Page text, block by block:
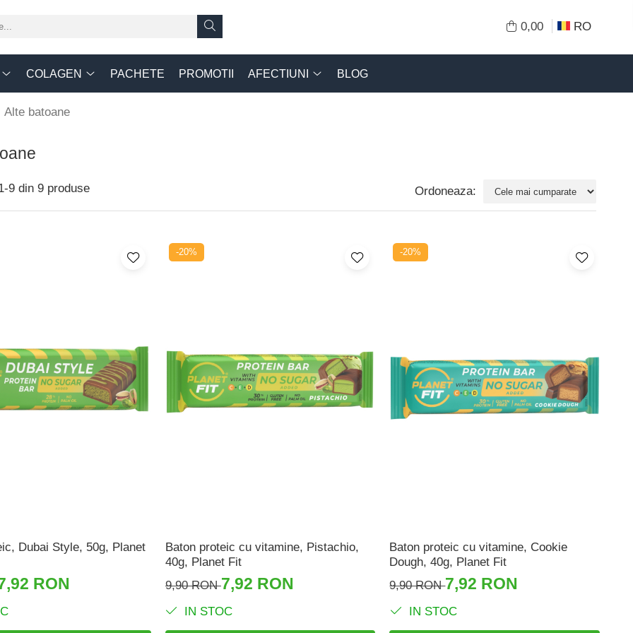
0,00 RO
COLAGEN PACHETE PROMOTII AFECTIUNI BLOG
Alte batoane
9din 9 produse Ordoneaza:
Dubai Style, 50g, Planet
RON
-20%
Baton proteic cu vitamine, Pistachio,
40g, Planet Fit
9,90 RON7,92 RON
IN STOC
-20%
Baton proteic ​​cu vitamine, Cookie
Dough, 40g, Planet Fit
9,90 RON7,92 RON
IN STOC